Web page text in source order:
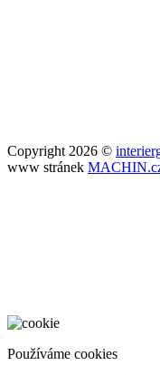
Copyright 2026 ©
www stránek
Používáme cookies